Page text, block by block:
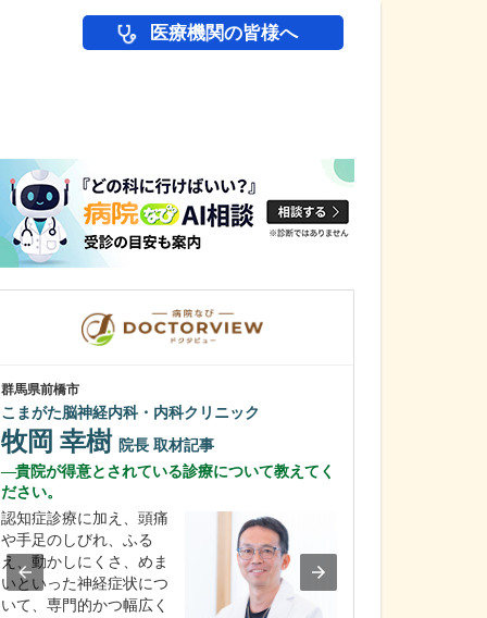
医療機関の皆様へ
群馬県前橋市
こまがた脳神経内科・内科クリニック
牧岡 幸樹 院長 取材記事
貴院が得意とされている診療について教えてく
ださい。
認知症診療に加え、頭痛
や手足のしびれ、ふる
え、動かしにくさ、めま
いといった神経症状につ
いて、専門的かつ幅広く